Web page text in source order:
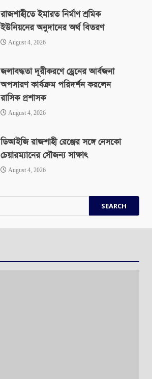
রাজশাহীতে ইমারত নির্মাণ শ্রমিক
ইউনিয়নের অনুদানের অর্থ বিতরণ
August 4, 2026
জলাবদ্ধতা দূরীকরণে ড্রেনের আর্বজনা
অপসারণ কার্যক্রম পরিদর্শন করলেন
রাসিক প্রশাসক
August 4, 2026
ডিআইজি রাজশাহী রেঞ্জের সঙ্গে নেসকো
চেয়ারম্যানের সৌজন্য সাক্ষাৎ
August 4, 2026